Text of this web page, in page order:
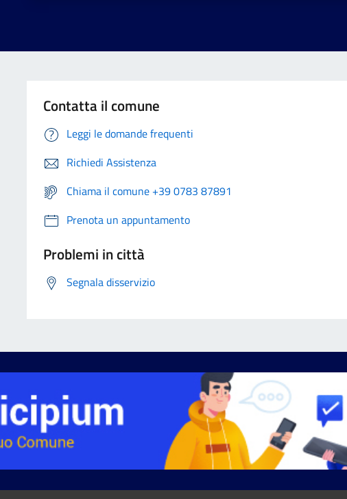
Contatta il comune
Leggi le domande frequenti
Richiedi Assistenza
Chiama il comune +39 0783 87891
Prenota un appuntamento
Problemi in città
Segnala disservizio